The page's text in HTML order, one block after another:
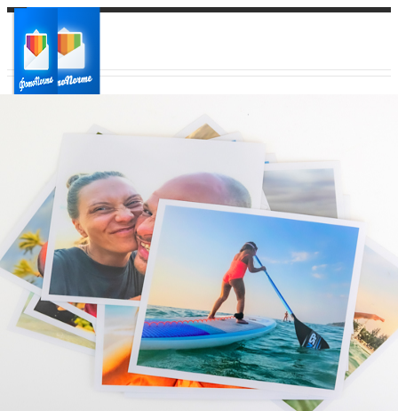
Ваш регион доставки
Выберите из списка: